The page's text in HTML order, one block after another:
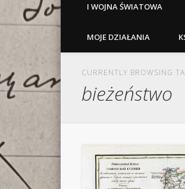
I WOJNA ŚWIATOWA
MOJE DZIAŁANIA
CURRENTLY BROWSING
bieżeństwo